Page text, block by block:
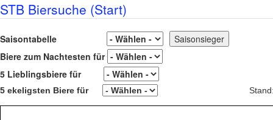
STB Biersuche (Start)
Saisontabelle
Biere zum Nachtesten für
5 Lieblingsbiere für
5 ekeligsten Biere für